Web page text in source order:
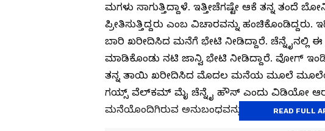
ಮಗಳು ಸಾಗುತ್ತಿದ್ದಾಳೆ. ಇತ್ತೀಚೆಗಷ್ಟೇ ಆಕೆ ತನ್ನ ತಂದೆ
ಪ್ರೀತಿಸುತ್ತಿದ್ದರು ಎಂಬ ವಿಚಾರವನ್ನು
ಬಾರಿ ಖರೀದಿಸಿದ ಮನೆಗೆ ಭೇಟಿ ನೀಡಿದ್ದಾರೆ. ಚೆನ್ನೈನಲ್ಲಿ
ಮಾಡಿಕೊಂಡು ನಟಿ ಜಾನ್ವಿ ಭೇಟಿ ನೀಡಿದ್ದಾರೆ. ವೋಗ್
ತನ್ನ ತಾಯಿ ಖರೀದಿಸಿದ ಮೊದಲ ಮನೆಯ ಮೂಲೆ
ಗಯ್ಸ್ ವೆಲ್‌ಕಮ್ ಮೈ ಚೆನ್ನೈ ಹೌಸ್ ಎಂದು ವಿಡಿಯೋ
ಮನೆಯೊಂದಿಗಿರುವ ಅನುಬಂಧವನ್ನು ಹಂಚಿಕೊಂಡಿದ್ದಾರೆ.
READ FULL